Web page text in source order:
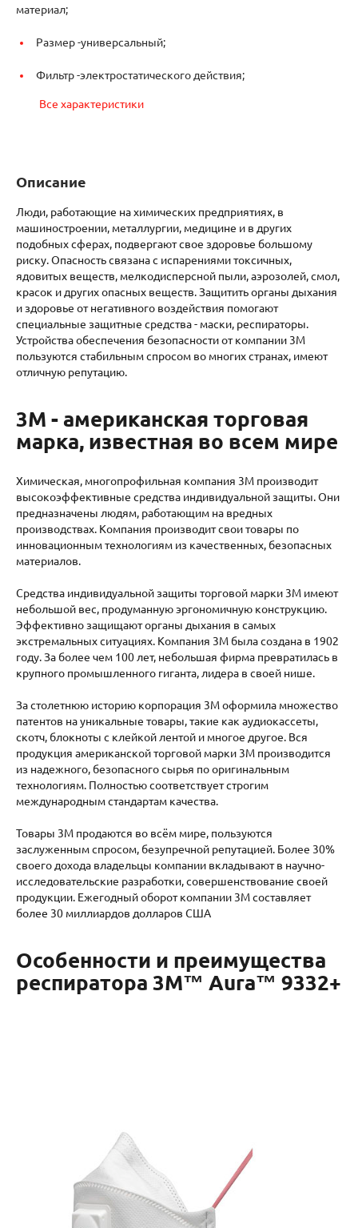
материал;
Размер -универсальный;
Фильтр -электростатического действия;
Все характеристики
Описание
Люди, работающие на химических предприятиях, в
машиностроении, металлургии, медицине и в других
подобных сферах, подвергают свое здоровье большому
риску. Опасность связана с испарениями токсичных,
ядовитых веществ, мелкодисперсной пыли, аэрозолей, смол,
красок и других опасных веществ. Защитить органы дыхания
и здоровье от негативного воздействия помогают
специальные защитные средства - маски, респираторы.
Устройства обеспечения безопасности от компании 3M
пользуются стабильным спросом во многих странах, имеют
отличную репутацию.
3M - американская торговая
марка, известная во всем мире
Химическая, многопрофильная компания 3M производит
высокоэффективные средства индивидуальной защиты. Они
предназначены людям, работающим на вредных
производствах. Компания производит свои товары по
инновационным технологиям из качественных, безопасных
материалов.
Средства индивидуальной защиты торговой марки 3М имеют
небольшой вес, продуманную эргономичную конструкцию.
Эффективно защищают органы дыхания в самых
экстремальных ситуациях. Компания 3M была создана в 1902
году. За более чем 100 лет, небольшая фирма превратилась в
крупного промышленного гиганта, лидера в своей нише.
За столетнюю историю корпорация 3M оформила множество
патентов на уникальные товары, такие как аудиокассеты,
скотч, блокноты с клейкой лентой и многое другое. Вся
продукция американской торговой марки 3M производится
из надежного, безопасного сырья по оригинальным
технологиям. Полностью соответствует строгим
международным стандартам качества.
Товары 3М продаются во всём мире, пользуются
заслуженным спросом, безупречной репутацией. Более 30%
своего дохода владельцы компании вкладывают в научно-
исследовательские разработки, совершенствование своей
продукции. Ежегодный оборот компании 3М составляет
более 30 миллиардов долларов США
Особенности и преимущества
респиратора 3M™ Aura™ 9332+